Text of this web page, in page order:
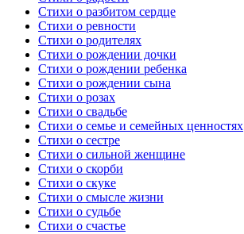
Стихи о разбитом сердце
Стихи о ревности
Стихи о родителях
Стихи о рождении дочки
Стихи о рождении ребенка
Стихи о рождении сына
Стихи о розах
Стихи о свадьбе
Стихи о семье и семейных ценностях
Стихи о сестре
Стихи о сильной женщине
Стихи о скорби
Стихи о скуке
Стихи о смысле жизни
Стихи о судьбе
Стихи о счастье